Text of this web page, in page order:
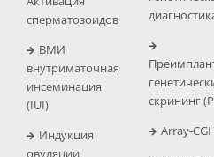
сперматозоидов
ВМИ
внутриматочная
инсеминация
(IUI)
Индукция
овуляции
скрининг
Array-